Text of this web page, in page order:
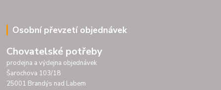
Osobní převzetí objednávek
Chovatelské potřeby
prodejna a výdejna objednávek
Šarochova 103/18
25001 Brandýs nad Labem